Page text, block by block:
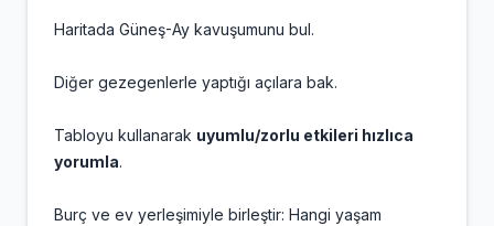
Haritada Güneş-Ay kavuşumunu bul.
Diğer gezegenlerle yaptığı açılara bak.
Tabloyu kullanarak uyumlu/zorlu etkileri hızlıca
yorumla.
Burç ve ev yerleşimiyle birleştir: Hangi yaşam